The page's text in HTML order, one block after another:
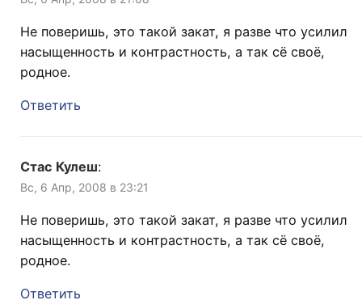
Не поверишь, это такой закат, я разве что усилил
насыщенность и контрастность, а так сё своё,
родное.
Ответить
Стас Кулеш:
Вс, 6 Апр, 2008 в 23:21
Не поверишь, это такой закат, я разве что усилил
насыщенность и контрастность, а так сё своё,
родное.
Ответить